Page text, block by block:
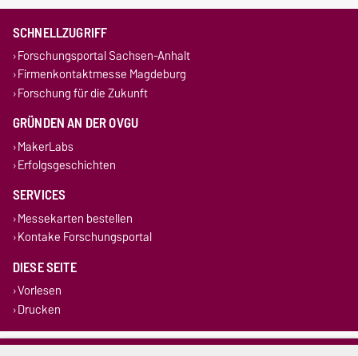
SCHNELLZUGRIFF
Forschungsportal Sachsen-Anhalt
Firmenkontaktmesse Magdeburg
Forschung für die Zukunft
GRÜNDEN AN DER OVGU
MakerLabs
Erfolgsgeschichten
SERVICES
Messekarten bestellen
Kontake Forschungsportal
DIESE SEITE
Vorlesen
Drucken
Impressum